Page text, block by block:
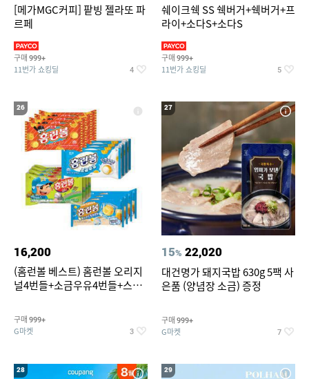
[메가MGC커피] 팥빙 젤라또 파
르페
구매 999+
11번가 쇼킹딜 4
쉐이크쉑 SS 쉑버거+쉑버거+프
라이+소다S+소다S
구매 999+
11번가 쇼킹딜 5
26
16,200
(홈런볼 베스트) 홈런볼 오리지
널4번들+소금우유4번들+스윗
콘맛4번들
구매 999+
G마켓 3
27
15% 22,020
대건명가 돼지국밥 630g 5팩 사
은품 (양념장 소금) 증정
구매 999+
G마켓 7
28 29